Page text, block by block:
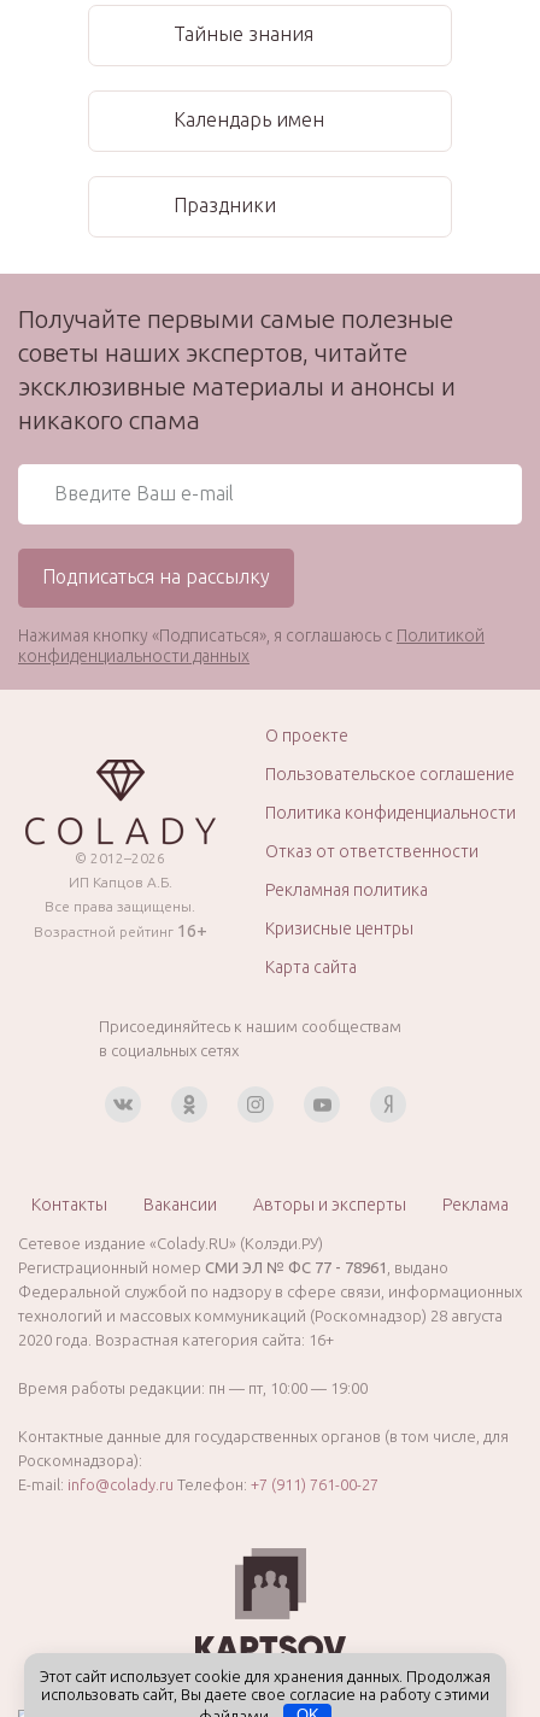
Тайные знания
Календарь имен
Праздники
Получайте первыми самые полезные
советы наших экспертов, читайте
эксклюзивные материалы и анонсы и
никакого спама
Нажимая кнопку «Подписаться», я соглашаюсь с Политикой
конфиденциальности данных
© 2012–2026
ИП Капцов А.Б.
Все права защищены.
Возрастной рейтинг 16+
О проекте
Пользовательское соглашение
Политика конфиденциальности
Отказ от ответственности
Рекламная политика
Кризисные центры
Карта сайта
Присоединяйтесь к нашим сообществам
в социальных сетях
Контакты Вакансии Авторы и эксперты Реклама
Сетевое издание «Colady.RU» (Колэди.РУ)
Регистрационный номер СМИ ЭЛ № ФС 77 - 78961
, выдано
Федеральной службой по надзору в сфере связи, информационных
технологий и массовых коммуникаций (Роскомнадзор) 28 августа
2020 года. Возрастная категория сайта: 16+
Время работы редакции: пн — пт, 10:00 — 19:00
Контактные данные для государственных органов (в том числе, для
Роскомнадзора):
E-mail: info@colady.ru Телефон: +7 (911) 761-00-27
Этот сайт использует cookie для хранения данных. Продолжая
использовать сайт, Вы даете свое согласие на работу с этими